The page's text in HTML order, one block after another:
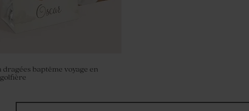
dragées baptême voyage en